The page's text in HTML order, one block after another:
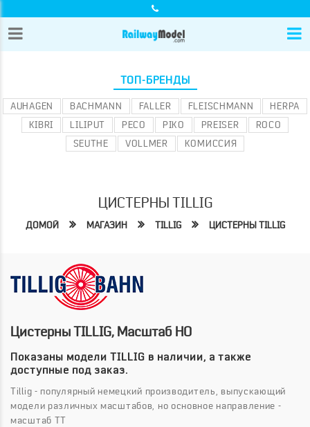
ТОП-БРЕНДЫ
AUHAGEN BACHMANN FALLER FLEISCHMANN
HERPA
KIBRI
LILIPUT PECO PIKO PREISER
ROCO
SEUTHE
VOLLMER КОМИССИЯ
ЦИСТЕРНЫ TILLIG
ДОМОЙ МАГАЗИН TILLIG ЦИСТЕРНЫ TILLIG
Цистерны TILLIG, Масштаб HO
Показаны модели TILLIG в наличии, а также
доступные под заказ.
Tillig - популярный немецкий производитель, выпускающий
модели различных масштабов, но основное направление -
масштаб TT